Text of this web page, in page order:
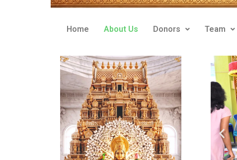
Home About Us Donors Team